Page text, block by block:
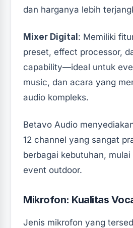
dan harganya lebih
Mixer Digital: Memiliki
preset, effect processor,
capability—ideal untuk
music, dan acara yang
audio kompleks.
Betavo Audio
12 channel yang sangat
berbagai kebutuhan,
event outdoor.
Mikrofon: Kualitas
Jenis mikrofon yang